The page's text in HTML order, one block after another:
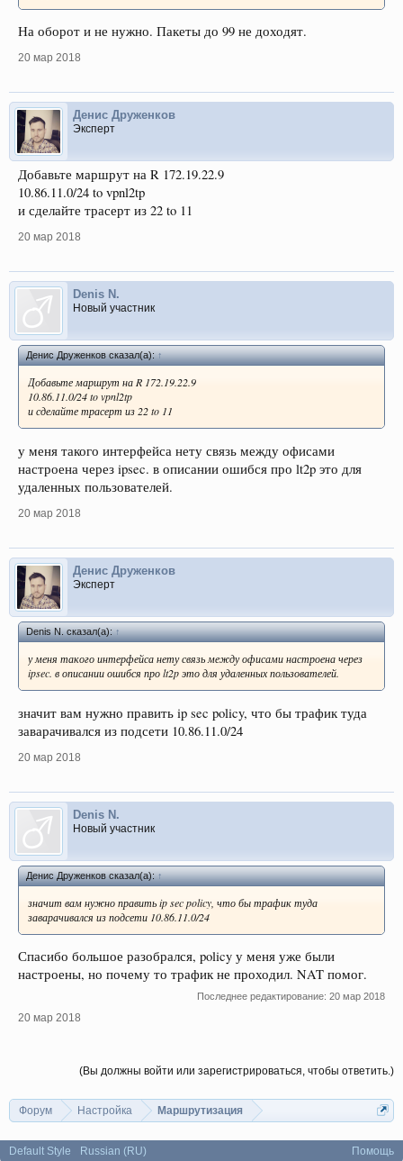
На оборот и не нужно. Пакеты до 99 не доходят.
20 мар 2018
Денис Друженков
Эксперт
Добавьте маршрут на R 172.19.22.9
10.86.11.0/24 to vpnl2tp
и сделайте трасерт из 22 to 11
20 мар 2018
Denis N.
Новый участник
Денис Друженков сказал(а):↑
Добавьте маршрут на R 172.19.22.9
10.86.11.0/24 to vpnl2tp
и сделайте трасерт из 22 to 11
у меня такого интерфейса нету связь между офисами
настроена через ipsec. в описании ошибся про lt2p это для
удаленных пользователей.
20 мар 2018
Денис Друженков
Эксперт
Denis N. сказал(а):↑
у меня такого интерфейса нету связь между офисами настроена через
ipsec. в описании ошибся про lt2p это для удаленных пользователей.
значит вам нужно править ip sec policy, что бы трафик туда
заварачивался из подсети 10.86.11.0/24
20 мар 2018
Denis N.
Новый участник
Денис Друженков сказал(а):↑
значит вам нужно править ip sec policy, что бы трафик туда
заварачивался из подсети 10.86.11.0/24
Спасибо большое разобрался, policy у меня уже были
настроены, но почему то трафик не проходил. NAT помог.
Последнее редактирование: 20 мар 2018
20 мар 2018
(Вы должны войти или зарегистрироваться, чтобы ответить.)
Форум Настройка Маршрутизация
Default Style Russian (RU) Помощь